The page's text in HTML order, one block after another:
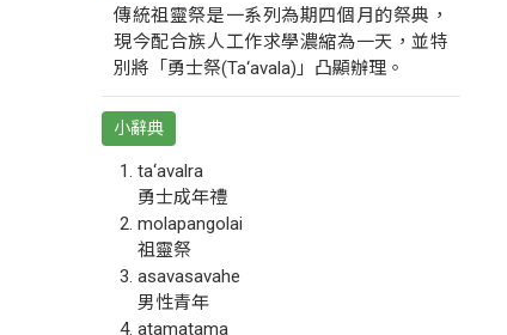
傳統祖靈祭是一系列為期四個月的祭典，
現今配合族人工作求學濃縮為一天，並特
別將「勇士祭(Ta‘avala)」凸顯辦理。
小辭典
ta‘avalra
勇士成年禮
molapangolai
祖靈祭
asavasavahe
男性青年
atamatama